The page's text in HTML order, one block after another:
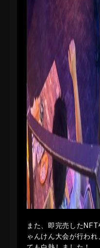
また、即完売した
ゃんけん大会が行わ